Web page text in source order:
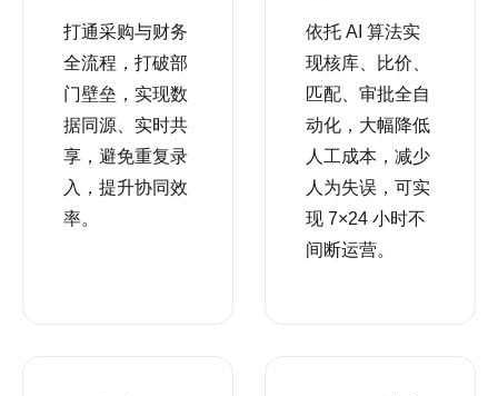
打通采购与财务
全流程，打破部
门壁垒，实现数
据同源、实时共
享，避免重复录
入，提升协同效
率。
依托 AI 算法实
现核库、比价、
匹配、审批全自
动化，大幅降低
人工成本，减少
人为失误，可实
现 7×24 小时不
间断运营。